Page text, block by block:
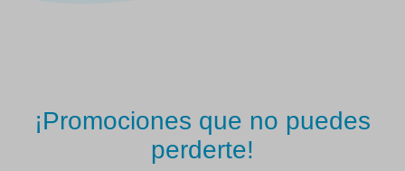
¡Promociones que no puedes
perderte!